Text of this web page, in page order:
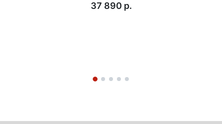
37 890 p.